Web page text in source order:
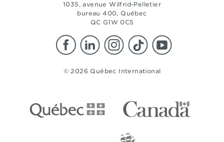
1035, avenue Wilfrid-Pelletier
bureau 400, Québec
QC G1W 0C5
© 2026 Québec International